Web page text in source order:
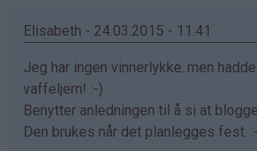
Elisabeth - 24.03.2015 - 11:41
Jeg har ingen vinnerlykke..men
vaffeljern! :-)
Benytter anledningen til å si at
Den brukes når det planlegges fest.